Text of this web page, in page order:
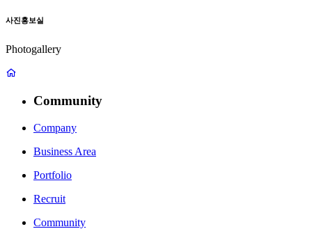
사진홍보실
Photogallery
Community
Company
Business Area
Portfolio
Recruit
Community